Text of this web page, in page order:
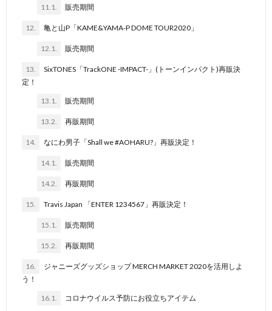
11.1. 販売期間
12. 亀と山P「KAME&YAMA-P DOME TOUR2020」
12.1. 販売期間
13.
SixTONES「TrackONE -IMPACT-」(トーンインパクト)再販決
定！
13.1. 販売期間
13.2. 再販期間
14. なにわ男子「Shall we #AOHARU?」再販決定！
14.1. 販売期間
14.2. 再販期間
15. Travis Japan 「ENTER 1234567」再販決定！
15.1. 販売期間
15.2. 再販期間
16.
ジャニーズグッズショップ MERCH MARKET 2020を活用しよ
う！
16.1. コロナウイルス予防にお役立ちアイテム